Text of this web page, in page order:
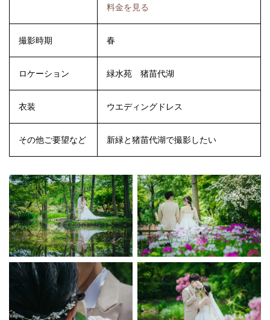
料金を見る
撮影時期 春
ロケーション 緑水苑 猪苗代湖
衣装 ウエディングドレス
その他ご要望など 新緑と猪苗代湖で撮影したい